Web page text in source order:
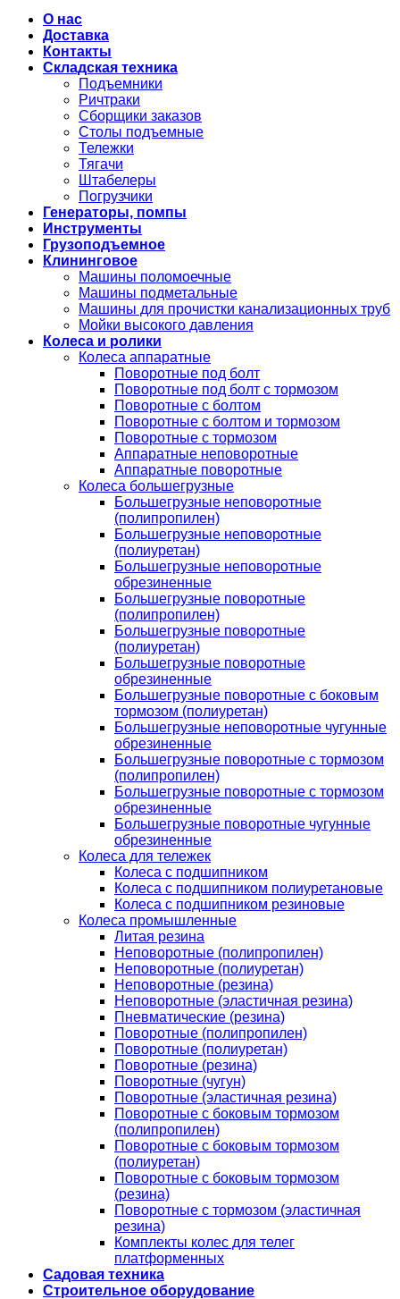
О нас
Доставка
Контакты
Складская техника
Подъемники
Ричтраки
Сборщики заказов
Столы подъемные
Тележки
Тягачи
Штабелеры
Погрузчики
Генераторы, помпы
Инструменты
Грузоподъемное
Клининговое
Машины поломоечные
Машины подметальные
Машины для прочистки канализационных труб
Мойки высокого давления
Колеса и ролики
Колеса аппаратные
Поворотные под болт
Поворотные под болт с тормозом
Поворотные с болтом
Поворотные с болтом и тормозом
Поворотные с тормозом
Аппаратные неповоротные
Аппаратные поворотные
Колеса большегрузные
Большегрузные неповоротные
(полипропилен)
Большегрузные неповоротные
(полиуретан)
Большегрузные неповоротные
обрезиненные
Большегрузные поворотные
(полипропилен)
Большегрузные поворотные
(полиуретан)
Большегрузные поворотные
обрезиненные
Большегрузные поворотные с боковым
тормозом (полиуретан)
Большегрузные неповоротные чугунные
обрезиненные
Большегрузные поворотные с тормозом
(полипропилен)
Большегрузные поворотные с тормозом
обрезиненные
Большегрузные поворотные чугунные
обрезиненные
Колеса для тележек
Колеса с подшипником
Колеса с подшипником полиуретановые
Колеса с подшипником резиновые
Колеса промышленные
Литая резина
Неповоротные (полипропилен)
Неповоротные (полиуретан)
Неповоротные (резина)
Неповоротные (эластичная резина)
Пневматические (резина)
Поворотные (полипропилен)
Поворотные (полиуретан)
Поворотные (резина)
Поворотные (чугун)
Поворотные (эластичная резина)
Поворотные c боковым тормозом
(полипропилен)
Поворотные c боковым тормозом
(полиуретан)
Поворотные c боковым тормозом
(резина)
Поворотные c тормозом (эластичная
резина)
Комплекты колес для телег
платформенных
Садовая техника
Строительное оборудование